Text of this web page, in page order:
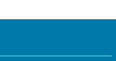
2018 như sau: HỆ CAO ĐẲNG